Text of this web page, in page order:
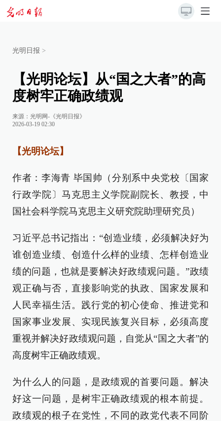
光明日报 >
【光明论坛】从“国之大者”的高
度树牢正确政绩观
来源： 光明网-《光明日报》
2026-03-19 02:30
【光明论坛】
作者：李海青 毕国帅（分别系中央党校〔国家
行政学院〕马克思主义学院副院长、教授，中
国社会科学院马克思主义研究院助理研究员）
习近平总书记指出：“创造业绩，必须解决好为
谁创造业绩、创造什么样的业绩、怎样创造业
绩的问题，也就是要解决好政绩观问题。”政绩
观正确与否，直接影响党的执政、国家发展和
人民幸福生活。践行党的初心使命、推进党和
国家事业发展、实现民族复兴目标，必须高度
重视并解决好政绩观问题，自觉从“国之大者”的
高度树牢正确政绩观。
为什么人的问题，是政绩观的首要问题。解决
好这一问题，是树牢正确政绩观的根本前提。
政绩观的根子在党性，不同的政党代表不同阶